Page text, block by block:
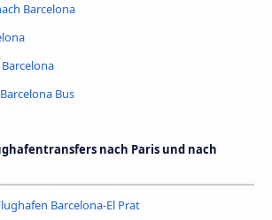
Barcelona
Bus
nach Paris und nach
Barcelona-El Prat